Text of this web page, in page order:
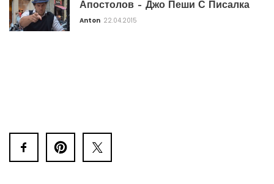
Апостолов – Джо Пеши С Писалка
Anton 22.04.2015